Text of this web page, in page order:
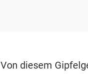
Von diesem